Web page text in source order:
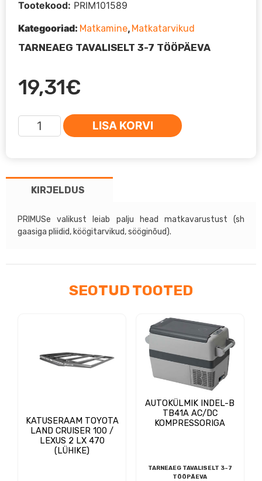
19,31€
Primus
süütepulk
kogus
LISA KORVI
Tootekood: PRIM101589
Kategooriad: Matkamine, Matkatarvikud
TARNEAEG TAVALISELT 3-7 TÖÖPÄEVA
KIRJELDUS
PRIMUSe valikust leiab palju head matkavarustust (sh
gaasiga pliidid, köögitarvikud, sööginõud).
SEOTUD TOOTED
KATUSERAAM TOYOTA
LAND CRUISER 100 /
LEXUS 2 LX 470
(LÜHIKE)
AUTOKÜLMIK INDEL-B
TB41A AC/DC
KOMPRESSORIGA
TARNEAEG TAVALISELT 3-7
TÖÖPÄEVA